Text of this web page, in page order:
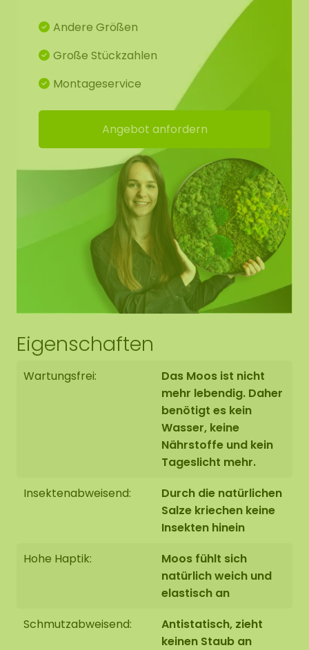
Andere Größen
Große Stückzahlen
Montageservice
Angebot anfordern
Eigenschaften
Wartungsfrei:
Das Moos ist nicht
mehr lebendig. Daher
benötigt es kein
Wasser, keine
Nährstoffe und kein
Tageslicht mehr.
Insektenabweisend:
Durch die natürlichen
Salze kriechen keine
Insekten hinein
Hohe Haptik:
Moos fühlt sich
natürlich weich und
elastisch an
Schmutzabweisend:
Antistatisch, zieht
keinen Staub an